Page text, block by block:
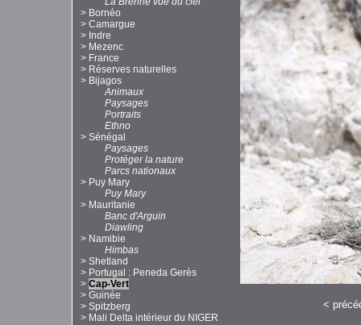
> Bornéo
> Camargue
> Indre
> Mezenc
> France
> Réserves naturelles
> Bijagos
Animaux
Paysages
Portraits
Ethno
> Sénégal
Paysages
Protéger la nature
Parcs nationaux
> Puy Mary
Puy Mary
> Mauritanie
Banc d'Arguin
Diawling
> Namibie
Himbas
> Shetland
> Portugal : Peneda Gerès
> Cap-Vert
> Guinée
> Spitzberg
> Mali Delta intérieur du NIGER
<